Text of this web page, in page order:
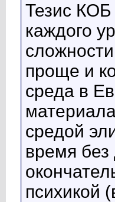
Тезис КОБ
каждого
проще и
среда в
средой
время
психикой